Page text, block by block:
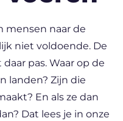
mensen naar de
niet voldoende. De
pas. Waar op de
landen? Zijn die
En als ze dan
Dat lees je in onze